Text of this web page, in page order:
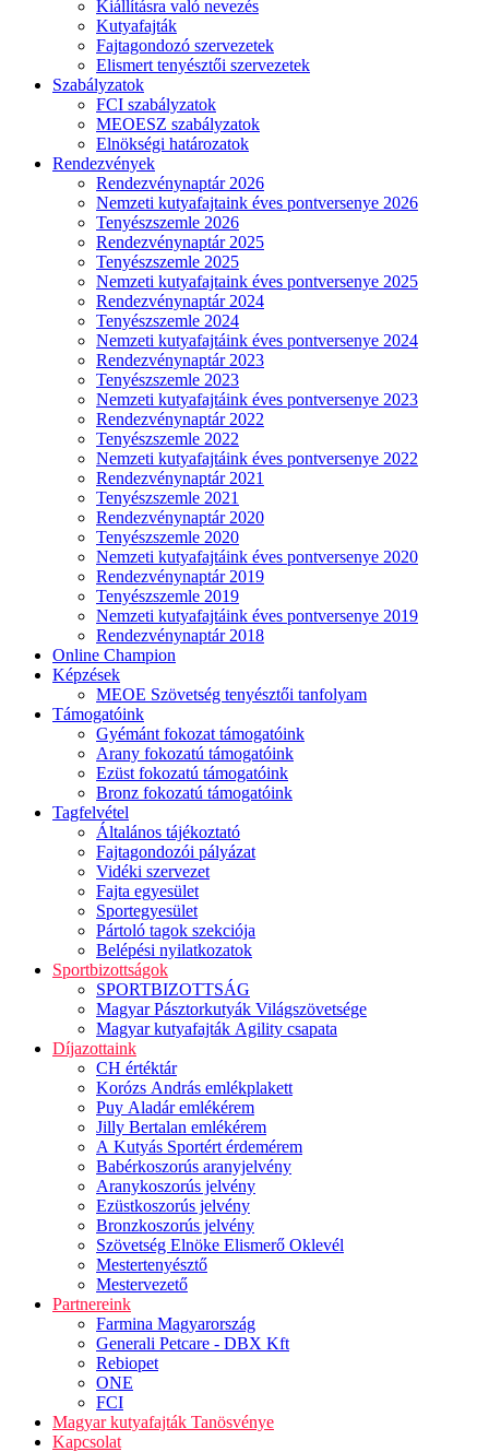
Kiállításra való nevezés
Kutyafajták
Fajtagondozó szervezetek
Elismert tenyésztői szervezetek
Szabályzatok
FCI szabályzatok
MEOESZ szabályzatok
Elnökségi határozatok
Rendezvények
Rendezvénynaptár 2026
Nemzeti kutyafajtaink éves pontversenye 2026
Tenyészszemle 2026
Rendezvénynaptár 2025
Tenyészszemle 2025
Nemzeti kutyafajtaink éves pontversenye 2025
Rendezvénynaptár 2024
Tenyészszemle 2024
Nemzeti kutyafajtáink éves pontversenye 2024
Rendezvénynaptár 2023
Tenyészszemle 2023
Nemzeti kutyafajtáink éves pontversenye 2023
Rendezvénynaptár 2022
Tenyészszemle 2022
Nemzeti kutyafajtáink éves pontversenye 2022
Rendezvénynaptár 2021
Tenyészszemle 2021
Rendezvénynaptár 2020
Tenyészszemle 2020
Nemzeti kutyafajtáink éves pontversenye 2020
Rendezvénynaptár 2019
Tenyészszemle 2019
Nemzeti kutyafajtáink éves pontversenye 2019
Rendezvénynaptár 2018
Online Champion
Képzések
MEOE Szövetség tenyésztői tanfolyam
Támogatóink
Gyémánt fokozat támogatóink
Arany fokozatú támogatóink
Ezüst fokozatú támogatóink
Bronz fokozatú támogatóink
Tagfelvétel
Általános tájékoztató
Fajtagondozói pályázat
Vidéki szervezet
Fajta egyesület
Sportegyesület
Pártoló tagok szekciója
Belépési nyilatkozatok
Sportbizottságok
SPORTBIZOTTSÁG
Magyar Pásztorkutyák Világszövetsége
Magyar kutyafajták Agility csapata
Díjazottaink
CH értéktár
Korózs András emlékplakett
Puy Aladár emlékérem
Jilly Bertalan emlékérem
A Kutyás Sportért érdemérem
Babérkoszorús aranyjelvény
Aranykoszorús jelvény
Ezüstkoszorús jelvény
Bronzkoszorús jelvény
Szövetség Elnöke Elismerő Oklevél
Mestertenyésztő
Mestervezető
Partnereink
Farmina Magyarország
Generali Petcare - DBX Kft
Rebiopet
ONE
FCI
Magyar kutyafajták Tanösvénye
Kapcsolat